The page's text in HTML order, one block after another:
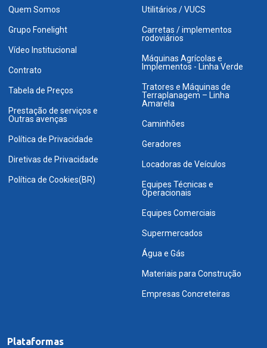
Quem Somos
Grupo Fonelight
Vídeo Institucional
Contrato
Tabela de Preços
Prestação de serviços e
Outras avenças
Política de Privacidade
Diretivas de Privacidade
Política de Cookies(BR)
Utilitários / VUCS
Carretas / implementos
rodoviários
Máquinas Agrícolas e
Implementos - Linha Verde
Tratores e Máquinas de
Terraplanagem – Linha
Amarela
Caminhões
Geradores
Locadoras de Veículos
Equipes Técnicas e
Operacionais
Equipes Comerciais
Supermercados
Água e Gás
Materiais para Construção
Empresas Concreteiras
Plataformas